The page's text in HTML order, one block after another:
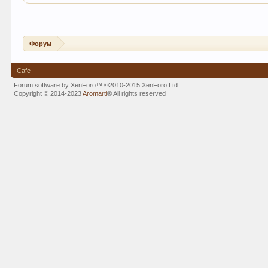
Форум
Cafe
Forum software by XenForo™©2010-2015 XenForo Ltd.
Copyright © 2014-2023Aromarti®All rights reserved